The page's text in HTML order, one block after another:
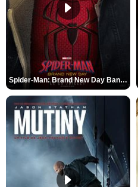
Spider-Man: Brand New Day Bande-annonce VO STFR